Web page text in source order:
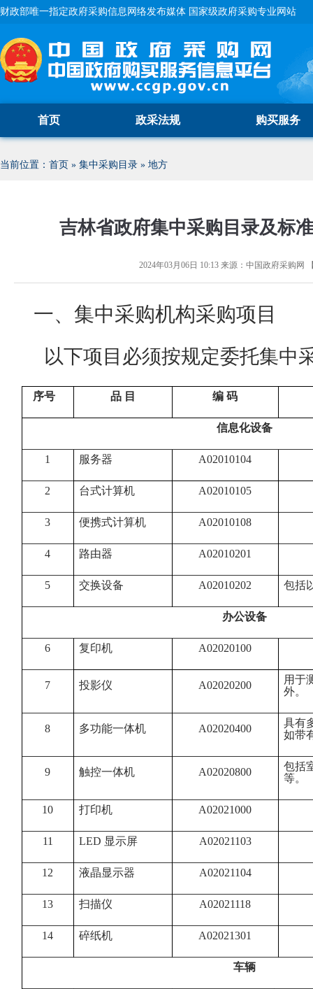
财政部唯一指定政府采购信息网络发布媒体 国家级政府采购专业网站
首页 政采法规 购买服务
当前位置： 首页 » 集中采购目录 » 地方
吉林省政府集中采购目录及标
2024年03月06日 10:13来源： 中国政府采购网
一、集中采购机构采购项目
以下项目必须按规定委托集中
序号 品 目 编 码
信息化设备
1 服务器 A02010104
2 台式计算机 A02010105
3 便携式计算机 A02010108
4 路由器 A02010201
5 交换设备 A02010202 包括
办公设备
6 复印机 A02020100
7 投影仪 A02020200
用于
外。
8 多功能一体机 A02020400
具有
如带
9 触控一体机 A02020800
包括
等。
10 打印机 A02021000
11 LED 显示屏 A02021103
12 液晶显示器 A02021104
13 扫描仪 A02021118
14 碎纸机 A02021301
车辆